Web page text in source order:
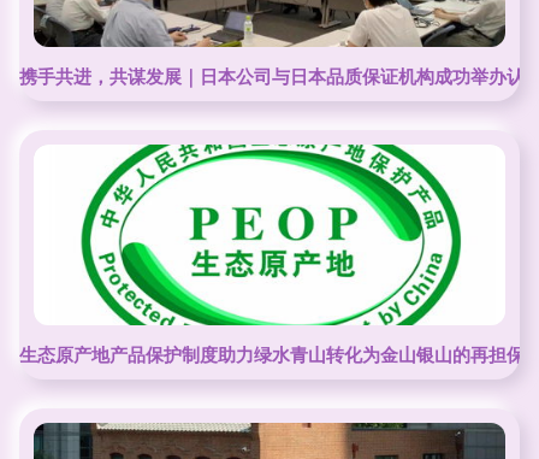
携手共进，共谋发展｜日本公司与日本品质保证机构成功举办认
生态原产地产品保护制度助力绿水青山转化为金山银山的再担保